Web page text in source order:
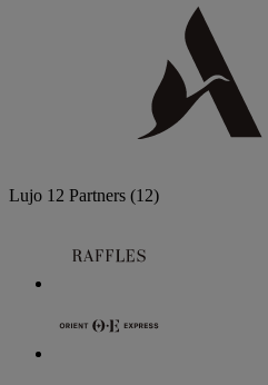
Lujo 12 Partners (12)